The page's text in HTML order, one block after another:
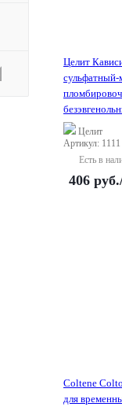
Целит
сульфатный-
Целит
Артикул: 1111
Есть в
406 руб.
Coltene
для